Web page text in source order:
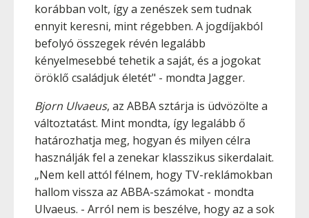
korábban volt, így a zenészek sem tudnak
ennyit keresni, mint régebben. A jogdíjakból
befolyó összegek révén legalább
kényelmesebbé tehetik a saját, és a jogokat
öröklő családjuk életét" - mondta Jagger.
Bjorn Ulvaeus, az ABBA sztárja is üdvözölte a
változtatást. Mint mondta, így legalább ő
határozhatja meg, hogyan és milyen célra
használják fel a zenekar klasszikus sikerdalait.
„Nem kell attól félnem, hogy TV-reklámokban
hallom vissza az ABBA-számokat - mondta
Ulvaeus. - Arról nem is beszélve, hogy az a sok